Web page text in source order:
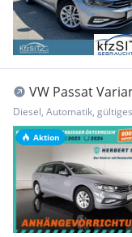
Aktion
VW Passat
*VOLL-LED M...
Diesel, Automatik,